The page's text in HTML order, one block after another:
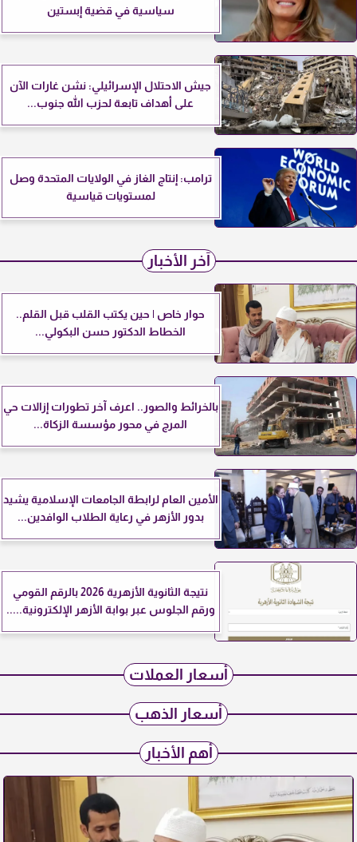
سياسية في قضية إبستين
جيش الاحتلال الإسرائيلي: نشن غارات الآن
على أهداف تابعة لحزب الله جنوب...
ترامب: إنتاج الغاز في الولايات المتحدة وصل
لمستويات قياسية
آخر الأخبار
حوار خاص | حين يكتب القلب قبل القلم..
الخطاط الدكتور حسن البكولي...
بالخرائط والصور.. اعرف آخر تطورات إزالات حي
المرج في محور مؤسسة الزكاة...
الأمين العام لرابطة الجامعات الإسلامية يشيد
بدور الأزهر في رعاية الطلاب الوافدين...
نتيجة الثانوية الأزهرية 2026 بالرقم القومي
ورقم الجلوس عبر بوابة الأزهر الإلكترونية.....
أسعار العملات
أسعار الذهب
أهم الأخبار